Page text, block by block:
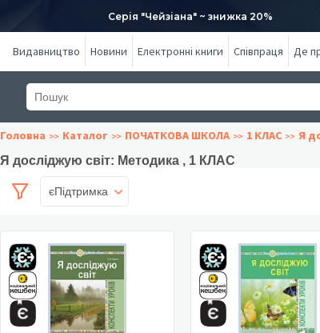
Серія "Чейзіана" ~ знижка 20%
Видавництво Новини Електронні книги Співпраця Де
Головна Каталог ПОЧАТКОВА ШКОЛА 1 КЛАС Я
Я досліджую світ: Методика , 1 КЛАС
єПідтримка